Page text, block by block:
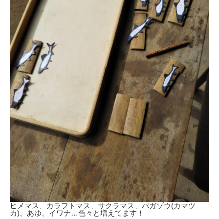
ヒメマス、カラフトマス、サクラマス、バガゾウ(カマツ
カ)、あゆ、イワナ…色々と増えてます！